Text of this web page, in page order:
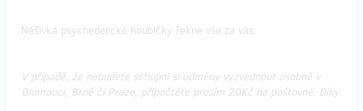
Nášivka psychedelické houbičky řekne vše za vás.
V případě, že nebudete schopni si odměny vyzvednout osobně v
Olomouci, Brně či Praze, připočtěte prosím 20Kč na poštovné. Díky.